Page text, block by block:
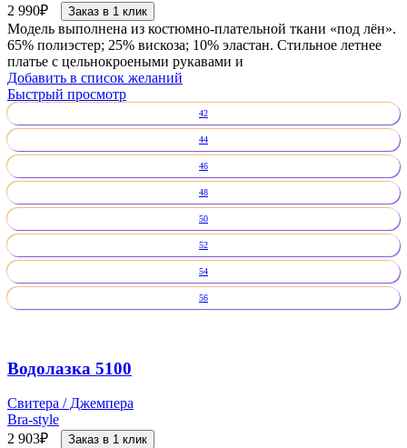
2 990₽ Заказ в 1 клик
Модель выполнена из костюмно-плательной ткани «под лён».
65% полиэстер; 25% вискоза; 10% эластан. Стильное летнее
платье с цельнокроеными рукавами и
Добавить в список желаний
Быстрый просмотр
42
44
46
48
50
52
54
56
Водолазка 5100
Свитера / Джемпера
Bra-style
2 903₽ Заказ в 1 клик